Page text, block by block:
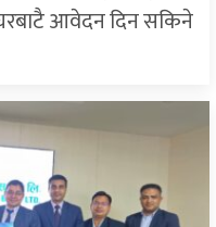
घरबाटै आवेदन दिन सकिने